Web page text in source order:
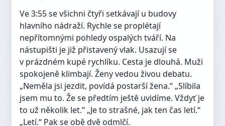
Ve 3:55 se všichni čtyři setkávají u budovy
hlavního nádraží. Rychle se proplétají
nepřítomnými pohledy ospalých tváří. Na
nástupišti je již přistavený vlak. Usazují se
v prázdném kupé rychlíku. Cesta je dlouhá. Muži
spokojeně klimbají. Ženy vedou živou debatu.
„Neměla jsi jezdit, povídá postarší žena.“ „Slíbila
jsem mu to. Že se předtím ještě uvidíme. Vždyť je
to už několik let.“ „Je to strašné, jak ten čas letí.“
„Letí.“ Pak se obě dvě odmlčí.